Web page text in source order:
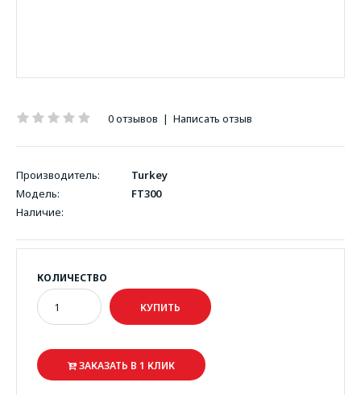
0 отзывов | Написать отзыв
Производитель:
Turkey
Модель:
FT300
Наличие:
КОЛИЧЕСТВО
ЗАКАЗАТЬ В 1 КЛИК